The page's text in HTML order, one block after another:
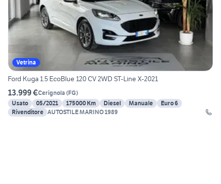
Vetrina
Ford Kuga 1.5 EcoBlue 120 CV 2WD ST-Line X-2021
13.999 €Cerignola (FG)
Usato
05/2021 175000 Km Diesel Manuale
Euro 6
Rivenditore AUTOSTILE MARINO 1989